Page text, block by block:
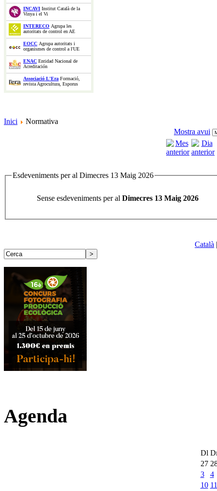
INCAVI Institut Català de la
Vinya i el Vi
INTERECO Agrupa les
autoritats de control en AE
EOCC Agrupa autoritats i
organismes de control a l'UE
ENAC Entidad Nacional de
Acreditación
Associació L'Era Formació,
revista Agrocultura, Esporus
Inici
Normativa
Mostra avui
Esdeveniments per al Dimecres 13 Maig 2026
Sense esdeveniments per al Dimecres 13 Maig 2026
Català
Agenda
Dl
27
3
4
10 11